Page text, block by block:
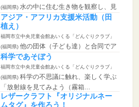
(福岡県) 水の中に住む生き物を観察し、見
つけた生き物から、水の良質性や...
アジア・アフリカ支援米活動（田
植え）
福岡市立中央児童会館あいくる「どんぐりクラブ」
(福岡県) 他の団体（子ども達）と合同でア
ジア・アフリカ支援米活動として...
科学であそぼう
福岡市立中央児童会館あいくる「どんぐりクラブ」
(福岡県) 科学の不思議に触れ、楽しく学ぶ
「放射線を見てみよう（霧箱...
レザークラフト『オリジナルネー
ムタグ』を作ろう！